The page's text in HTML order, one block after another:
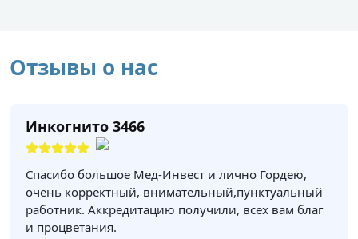
Отзывы о нас
Инкогнито 3466
Спасибо большое Мед-Инвест и лично Гордею,
очень корректный, внимательный,пунктуальный
работник. Аккредитацию получили, всех вам благ
и процветания.